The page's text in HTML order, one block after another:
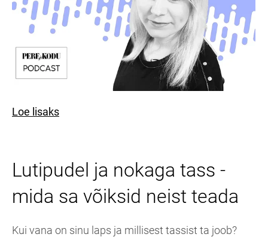
Loe lisaks
Lutipudel ja nokaga tass -
mida sa võiksid neist teada
Kui vana on sinu laps ja millisest tassist ta joob?